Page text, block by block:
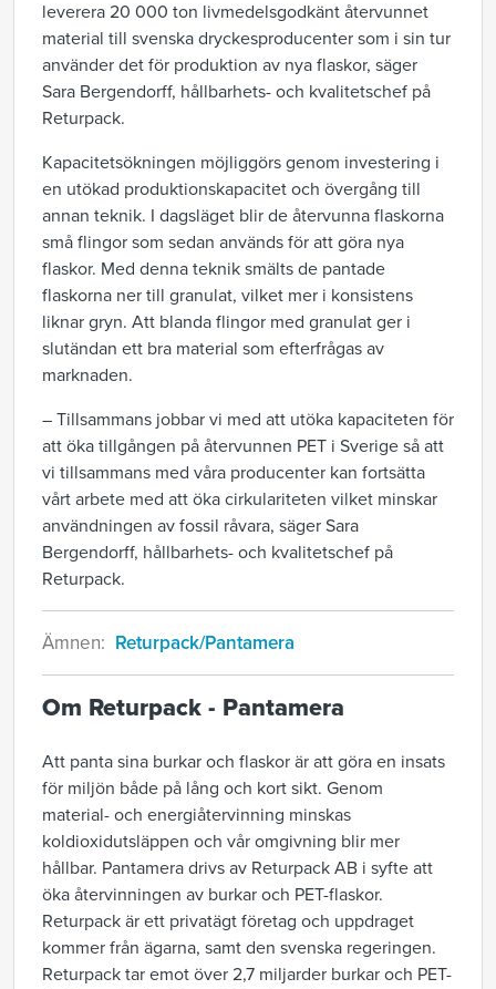
leverera 20 000 ton livmedelsgodkänt återvunnet
material till svenska dryckesproducenter som i sin tur
använder det för produktion av nya flaskor, säger
Sara Bergendorff, hållbarhets- och kvalitetschef på
Returpack.
Kapacitetsökningen möjliggörs genom investering i
en utökad produktionskapacitet och övergång till
annan teknik. I dagsläget blir de återvunna flaskorna
små flingor som sedan används för att göra nya
flaskor. Med denna teknik smälts de pantade
flaskorna ner till granulat, vilket mer i konsistens
liknar gryn. Att blanda flingor med granulat ger i
slutändan ett bra material som efterfrågas av
marknaden.
– Tillsammans jobbar vi med att utöka kapaciteten för
att öka tillgången på återvunnen PET i Sverige så att
vi tillsammans med våra producenter kan fortsätta
vårt arbete med att öka cirkulariteten vilket minskar
användningen av fossil råvara, säger Sara
Bergendorff, hållbarhets- och kvalitetschef på
Returpack.
Ämnen: Returpack/Pantamera
Om Returpack - Pantamera
Att panta sina burkar och flaskor är att göra en insats
för miljön både på lång och kort sikt. Genom
material- och energiåtervinning minskas
koldioxidutsläppen och vår omgivning blir mer
hållbar. Pantamera drivs av Returpack AB i syfte att
öka återvinningen av burkar och PET-flaskor.
Returpack är ett privatägt företag och uppdraget
kommer från ägarna, samt den svenska regeringen.
Returpack tar emot över 2,7 miljarder burkar och PET-